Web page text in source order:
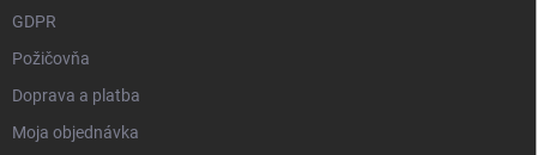
GDPR
Požičovňa
Doprava a platba
Moja objednávka